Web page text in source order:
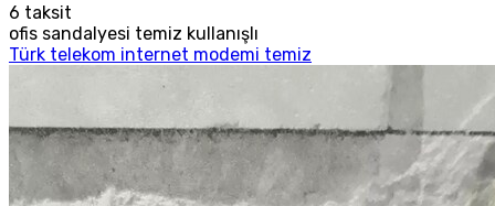
6 taksit
ofis sandalyesi temiz kullanışlı
Türk telekom internet modemi temiz